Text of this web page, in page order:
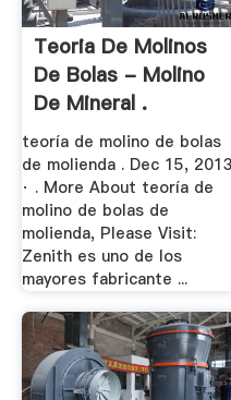
Teoria De Molinos
De Bolas - Molino
De Mineral .
teoría de molino de bolas
de molienda . Dec 15, 2013
· . More About teoría de
molino de bolas de
molienda, Please Visit:
Zenith es uno de los
mayores fabricante ...